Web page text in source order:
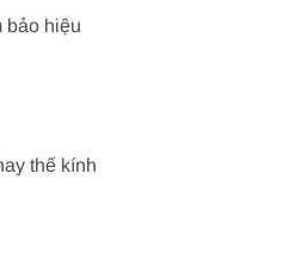
bảo hiệu
thế kính